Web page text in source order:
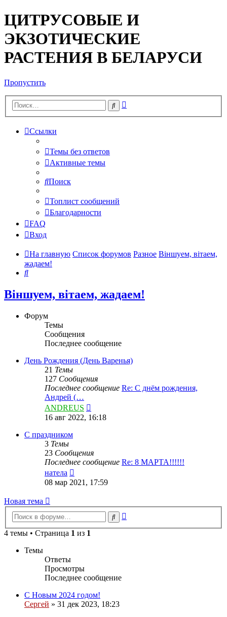
ЦИТРУСОВЫЕ И
ЭКЗОТИЧЕСКИЕ
РАСТЕНИЯ В БЕЛАРУСИ
Пропустить
Поиск
Ссылки
Темы без ответов
Активные темы
Поиск
Топлист сообщений
Благодарности
FAQ
Вход
На главную Список форумов Разное Віншуем, вітаем,
жадаем!
Поиск
Віншуем, вітаем, жадаем!
Форум
Темы
Сообщения
Последнее сообщение
День Рождения (День Варенья)
21 Темы
127 Сообщения
Последнее сообщение Re: С днём рождения,
Андрей (…
ANDREUS
к
16 авг 2022, 16:18
С праздником
3 Темы
23 Сообщения
Последнее сообщение Re: 8 МАРТА!!!!!!
натела
к
последнему
08 мар 2021, 17:59
Новая тема
Поиск
4 темы • Страница 1 из 1
Темы
Ответы
Просмотры
Последнее сообщение
С Новым 2024 годом!
Сергей » 31 дек 2023, 18:23